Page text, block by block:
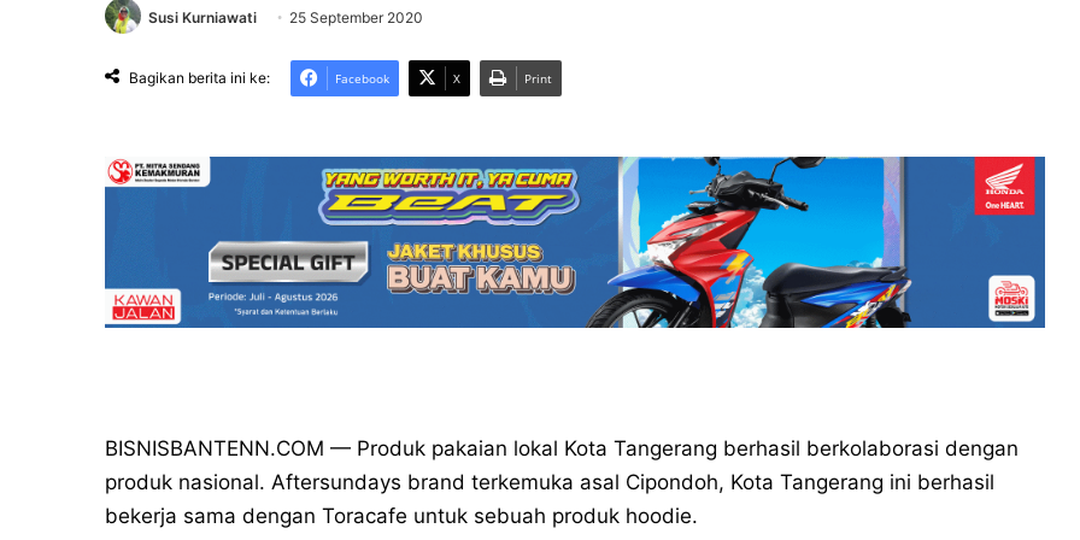
Susi Kurniawati 25 September 2020
Bagikan berita ini ke: Facebook X Print
BISNISBANTENN.COM — Produk pakaian lokal Kota Tangerang berhasil berkolaborasi dengan
produk nasional. Aftersundays brand terkemuka asal Cipondoh, Kota Tangerang ini berhasil
bekerja sama dengan Toracafe untuk sebuah produk hoodie.